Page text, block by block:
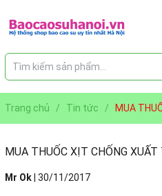
Trang chủ / Tin tức /
MUA
HÀ ĐÔNG
MUA THUỐC XỊT CHỐNG
Mr Ok 30/11/2017